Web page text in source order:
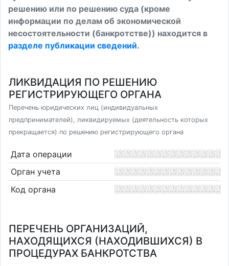
решению или по решению суда (кроме
информации по делам об экономической
несостоятельности (банкротстве)) находится в
разделе публикации сведений.
ЛИКВИДАЦИЯ ПО РЕШЕНИЮ
РЕГИСТРИРУЮЩЕГО ОРГАНА
Перечень юридических лиц (индивидуальных
предпринимателей), ликвидируемых (деятельность которых
прекращается) по решению регистрирующего органа
Дата операции
Орган учета
Код органа
ПЕРЕЧЕНЬ ОРГАНИЗАЦИЙ,
НАХОДЯЩИХСЯ (НАХОДИВШИХСЯ) В
ПРОЦЕДУРАХ БАНКРОТСТВА